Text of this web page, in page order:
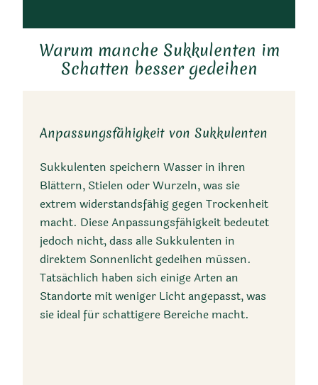
Warum manche Sukkulenten im
Schatten besser gedeihen
Anpassungsfähigkeit von Sukkulenten
Sukkulenten speichern Wasser in ihren
Blättern, Stielen oder Wurzeln, was sie
extrem widerstandsfähig gegen Trockenheit
macht. Diese Anpassungsfähigkeit bedeutet
jedoch nicht, dass alle Sukkulenten in
direktem Sonnenlicht gedeihen müssen.
Tatsächlich haben sich einige Arten an
Standorte mit weniger Licht angepasst, was
sie ideal für schattigere Bereiche macht.